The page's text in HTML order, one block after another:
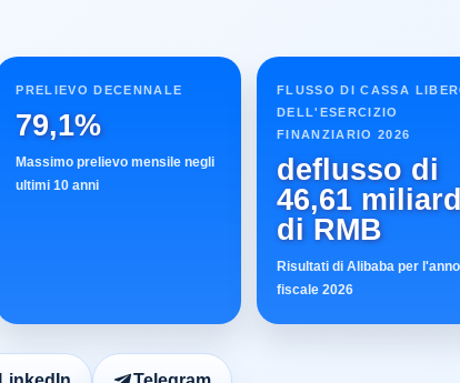
PRELIEVO DECENNALE
79,1%
Massimo prelievo mensile negli
ultimi 10 anni
FLUSSO DI CASSA
DELL'ESERCIZIO
FINANZIARIO 2026
deflusso di
46,61
di RMB
Risultati di Alibaba per l'anno
fiscale 2026